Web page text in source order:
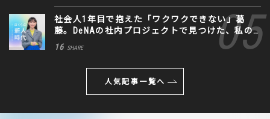
社会人1年目で抱えた「ワクワクできない」葛
藤。DeNAの社内プロジェクトで見つけた、私の
生きる道
16 SHARE
人気記事一覧へ